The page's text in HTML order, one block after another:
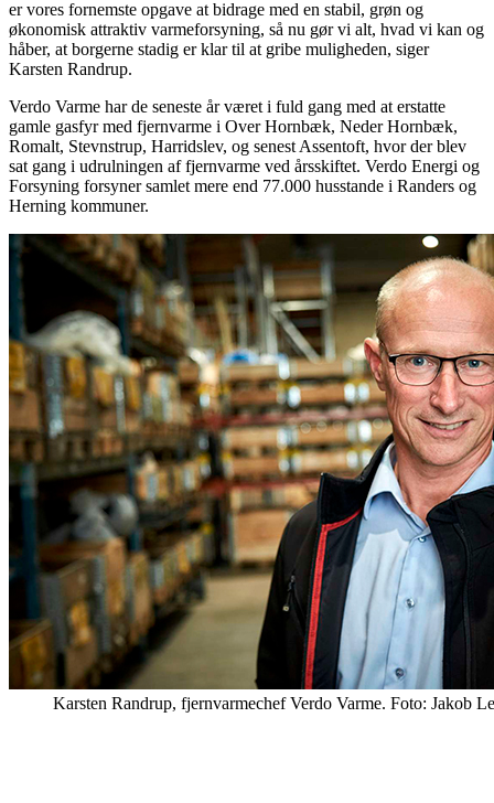
er vores fornemste opgave at bidrage med en stabil, grøn og
økonomisk attraktiv varmeforsyning, så nu gør vi alt, hvad vi kan og
håber, at borgerne stadig er klar til at gribe muligheden, siger
Karsten Randrup.
Verdo Varme har de seneste år været i fuld gang med at erstatte
gamle gasfyr med fjernvarme i Over Hornbæk, Neder Hornbæk,
Romalt, Stevnstrup, Harridslev, og senest Assentoft, hvor der blev
sat gang i udrulningen af fjernvarme ved årsskiftet. Verdo Energi og
Forsyning forsyner samlet mere end 77.000 husstande i Randers og
Herning kommuner.
Karsten Randrup, fjernvarmechef Verdo Varme. Foto: Jakob